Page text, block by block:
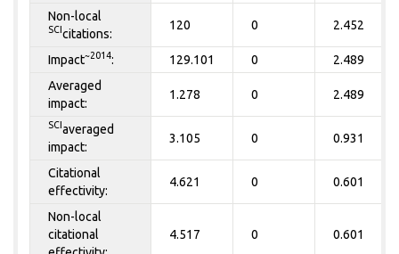
Non-local
SCI citations:
120 0 2.452
Impact~2014: 129.101 0
2.489
Averaged
impact:
1.278 0 2.489
SCI averaged
impact:
3.105 0 0.931
Citational
effectivity:
4.621 0 0.601
Non-local
citational
4.517 0 0.601